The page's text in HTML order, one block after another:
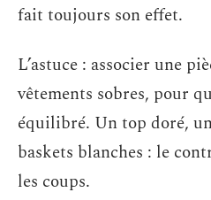
fait toujours son effet.
L’astuce : associer une
vêtements sobres, pour
équilibré. Un top doré,
baskets blanches : le
les coups.